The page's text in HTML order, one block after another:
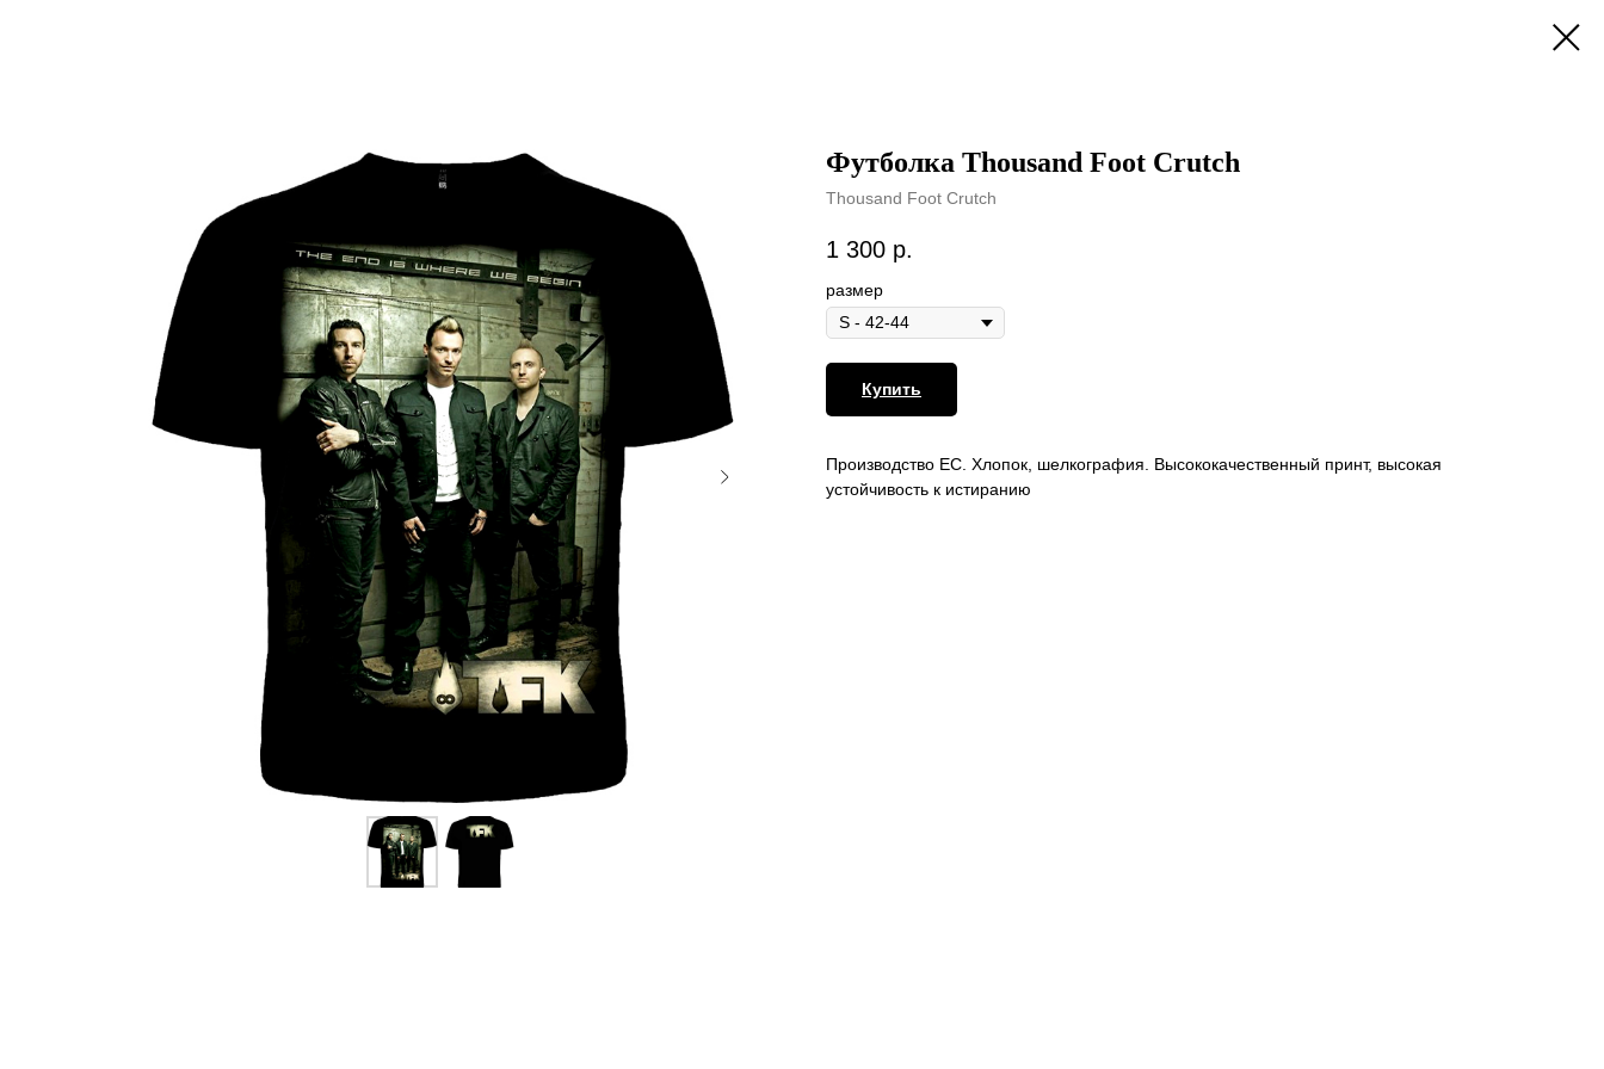
Футболка Thousand Foot Crutch
Thousand Foot Crutch
1 300 р.
размер
Купить
Производство ЕС. Хлопок, шелкография. Высококачественный принт, высокая
устойчивость к истиранию